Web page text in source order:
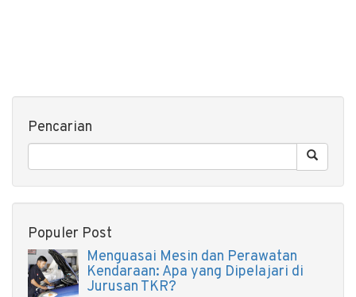
Pencarian
Populer Post
Menguasai Mesin dan Perawatan
Kendaraan: Apa yang Dipelajari di
Jurusan TKR?